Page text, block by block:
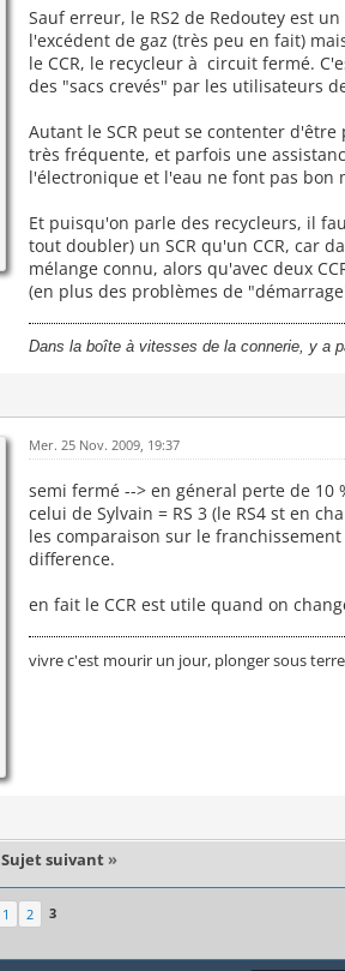
Sauf erreur, le RS2 de Redoutey est
l'excédent de gaz (très peu en fait)
le CCR, le recycleur à circuit fermé.
des "sacs crevés" par les utilisateurs
Autant le SCR peut se contenter
très fréquente, et parfois une
l'électronique et l'eau ne font pas bon
Et puisqu'on parle des recycleurs, il
tout doubler) un SCR qu'un CCR, car
mélange connu, alors qu'avec deux
(en plus des problèmes de
Dans la boîte à vitesses de la connerie, y a
Mer. 25 Nov. 2009, 19:37
semi fermé --> en géneral perte de 10
celui de Sylvain = RS 3 (le RS4 st en
les comparaison sur le franchissement
difference.
en fait le CCR est utile quand on
vivre c'est mourir un jour, plonger sous
Sujet suivant »
1 2 3